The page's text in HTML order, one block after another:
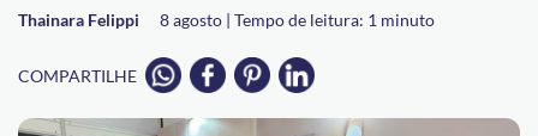
Thainara Felippi 8 agosto | Tempo de leitura: 1 minuto
COMPARTILHE